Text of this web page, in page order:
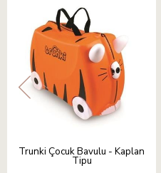
Trunki Çocuk Bavulu - Kaplan
Tipu